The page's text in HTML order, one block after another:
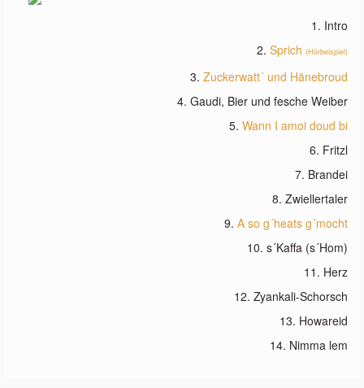
1. Intro
2. Sprich (Hörbeispiel)
3. Zuckerwatt´ und Hänebroud
4. Gaudi, Bier und fesche Weiber
5. Wann I amoi doud bi
6. Fritzl
7. Brandei
8. Zwiellertaler
9. A so g´heats g´mocht
10. s´Kaffa (s´Hom)
11. Herz
12. Zyankali-Schorsch
13. Howareid
14. Nimma lem